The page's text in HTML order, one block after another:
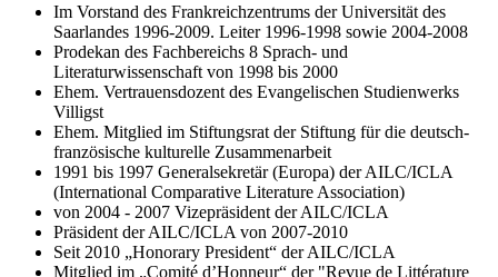
Im Vorstand des Frankreichzentrums der Universität des
Saarlandes 1996-2009. Leiter 1996-1998 sowie 2004-2008
Prodekan des Fachbereichs 8 Sprach- und
Literaturwissenschaft von 1998 bis 2000
Ehem. Vertrauensdozent des Evangelischen Studienwerks
Villigst
Ehem. Mitglied im Stiftungsrat der Stiftung für die deutsch-
französische kulturelle Zusammenarbeit
1991 bis 1997 Generalsekretär (Europa) der AILC/ICLA
(International Comparative Literature Association)
von 2004 - 2007 Vizepräsident der AILC/ICLA
Präsident der AILC/ICLA von 2007-2010
Seit 2010 „Honorary President“ der AILC/ICLA
Mitglied im „Comité d’Honneur“ der "Revue de Littérature